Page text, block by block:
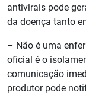
antivirais pode
da doença tanto
– Não é uma
oficial é o
comunicação
produtor pode